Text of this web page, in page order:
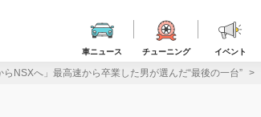
車ニュース チューニング イベント
らNSXへ」最高速から卒業した男が選んだ“最後の一台”